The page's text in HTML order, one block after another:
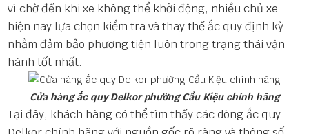
vì chờ đến khi xe không thể khởi động, nhiều chủ xe
hiện nay lựa chọn kiểm tra và thay thế ắc quy định kỳ
nhằm đảm bảo phương tiện luôn trong trạng thái vận
hành tốt nhất.
Cửa hàng ắc quy Delkor phường Cầu Kiệu chính hãng
Tại đây, khách hàng có thể tìm thấy các dòng ắc quy